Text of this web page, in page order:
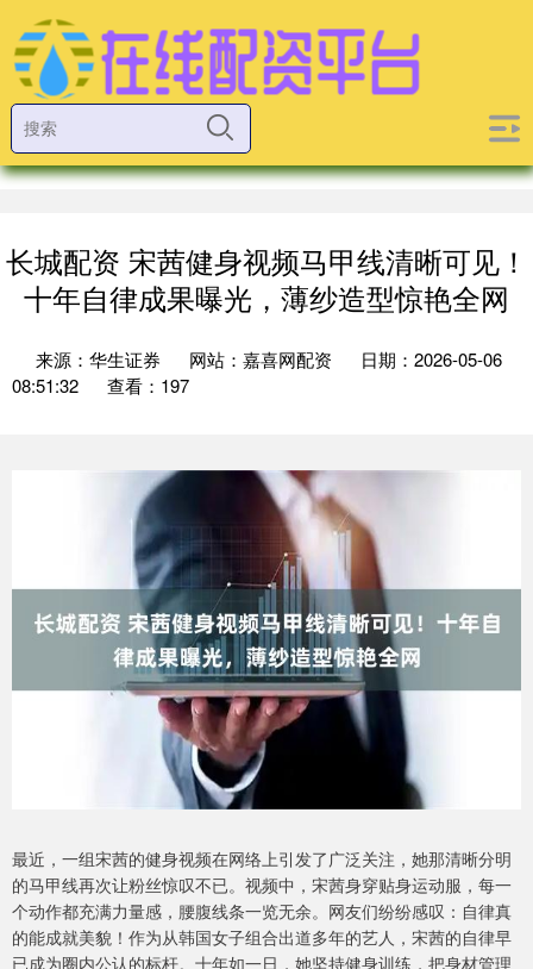
长城配资 宋茜健身视频马甲线清晰可见！
十年自律成果曝光，薄纱造型惊艳全网
来源：华生证券 网站：嘉喜网配资
日期：2026-05-06
08:51:32
查看：197
最近，一组宋茜的健身视频在网络上引发了广泛关注，她那清晰分明
的马甲线再次让粉丝惊叹不已。视频中，宋茜身穿贴身运动服，每一
个动作都充满力量感，腰腹线条一览无余。网友们纷纷感叹：自律真
的能成就美貌！作为从韩国女子组合出道多年的艺人，宋茜的自律早
已成为圈内公认的标杆。十年如一日，她坚持健身训练，把身材管理